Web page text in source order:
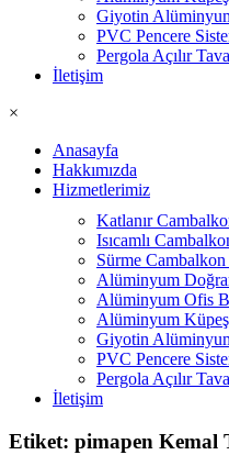
Giyotin
PVC Pencere
Pergola Açılır
İletişim
×
Anasayfa
Hakkımızda
Hizmetlerimiz
Katlanır
Isıcamlı
Sürme
Alüminyum
Alüminyum Ofis
Alüminyum
Giyotin
PVC Pencere
Pergola Açılır
İletişim
Etiket: pimapen Kemal